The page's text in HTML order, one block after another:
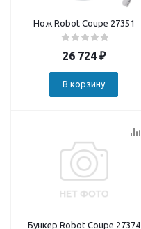
Нож Robot Coupe 27351
26 724₽
В корзину
Бункер Robot Coupe 27374